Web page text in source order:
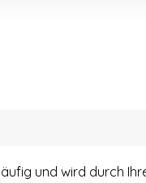
und wird durch